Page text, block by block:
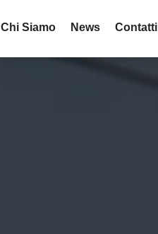
Chi Siamo News Contatti